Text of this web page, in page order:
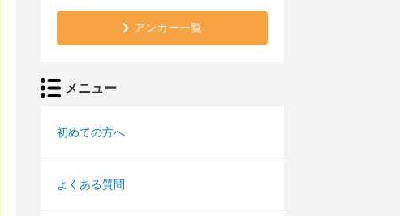
アンカー一覧
メニュー
初めての方へ
よくある質問